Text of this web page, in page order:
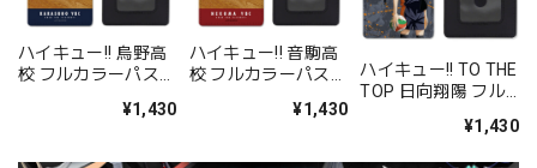
ハイキュー!! 烏野高
校 フルカラーパスケ
¥1,430
ハイキュー!! 音駒高
校 フルカラーパスケ
¥1,430
ハイキュー!! TO THE
TOP 日向翔陽 フル
¥1,430